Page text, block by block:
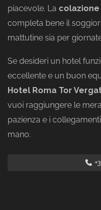
piacevole. La
completa bene il
mattutine sia per
Se desideri un hotel
eccellente e un buon
Hotel Roma Tor
vuoi raggiungere le
pazienza e i
mano.